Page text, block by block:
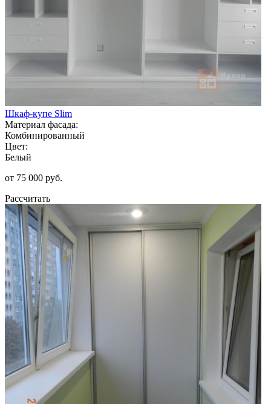
Шкаф-купе Slim
Материал фасада:
Комбинированный
Цвет:
Белый
от 75 000 руб.
Рассчитать